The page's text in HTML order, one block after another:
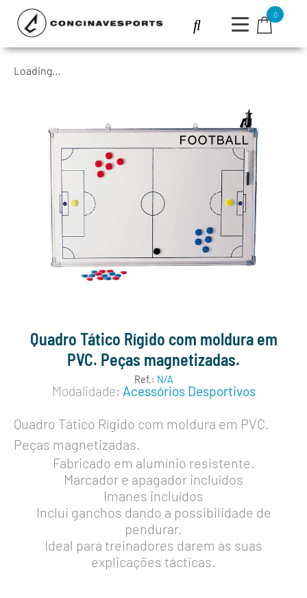
0
Loading...
Quadro Tático Rígido com moldura em
PVC. Peças magnetizadas.
Ref.: N/A
Modalidade: Acessórios Desportivos
Quadro Tático Rígido com moldura em PVC.
Peças magnetizadas.
Fabricado em alumínio resistente.
Marcador e apagador incluídos
Imanes incluídos
Inclui ganchos dando a possibilidade de
pendurar.
Ideal para treinadores darem as suas
explicações tácticas.